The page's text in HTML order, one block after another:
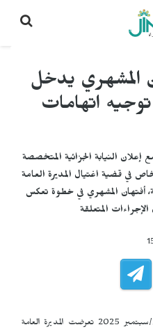
المشهري يدخل
اتهامات
إعلان النيابة الجزائية المتخصصة
في قضية اغتيال المديرة العامة
أفتهان المشهري في خطوة تعكس
المتعلقة
في الثامن عشر من أيلول/سبتمبر 2025 تعرضت المديرة العامة